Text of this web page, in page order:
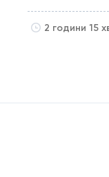
2 години 15